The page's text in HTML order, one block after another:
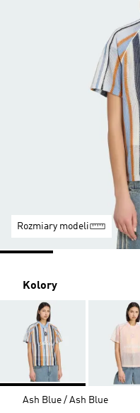
Rozmiary modeli
Kolory
Ash Blue / Ash Blue